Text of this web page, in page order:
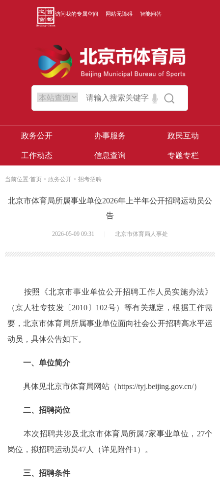
访问我的专属空间 网站无障碍 智能问答
政务公开 办事服务 政民互动
工作动态 信息查询 专题专栏
当前位置:首页 > 政务公开 > 招考招聘
​北京市体育局所属事业单位2026年上半年公开招聘运动员公
告
2026-05-09 09:31 北京市体育局人事处
按照《北京市事业单位公开招聘工作人员实施办法》
（京人社专技发〔2010〕102号）等有关规定，根据工作需
要，北京市体育局所属事业单位面向社会公开招聘高水平运
动员，具体公告如下。
一、单位简介
具体见北京市体育局网站（https://tyj.beijing.gov.cn/）
二、招聘岗位
本次招聘共涉及北京市体育局所属7家事业单位，27个
岗位，拟招聘运动员47人（详见附件1）。
三、招聘条件